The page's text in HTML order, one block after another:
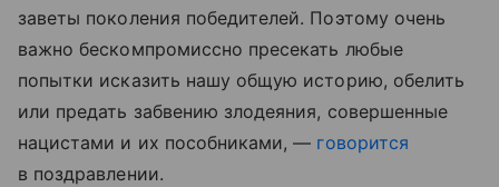
заветы поколения победителей. Поэтому очень
важно бескомпромиссно пресекать любые
попытки исказить нашу общую историю, обелить
или предать забвению злодеяния, совершенные
нацистами и их пособниками, — говорится
в поздравлении.